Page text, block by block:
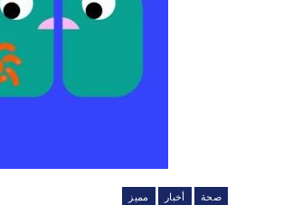
صحة أخبار مميز